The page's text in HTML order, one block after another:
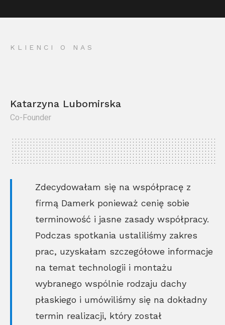
KLIENCI O NAS
Katarzyna Lubomirska
Co-Founder
Zdecydowałam się na współpracę z
firmą Damerk ponieważ cenię sobie
terminowość i jasne zasady współpracy.
Podczas spotkania ustaliliśmy zakres
prac, uzyskałam szczegółowe informacje
na temat technologii i montażu
wybranego wspólnie rodzaju dachy
płaskiego i umówiliśmy się na dokładny
termin realizacji, który został